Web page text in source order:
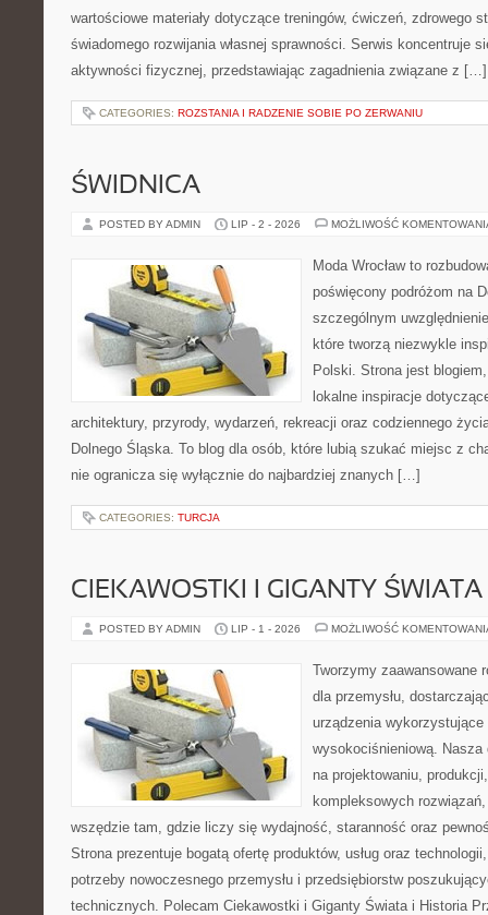
wartościowe materiały dotyczące treningów, ćwiczeń, zdrowego
świadomego rozwijania własnej sprawności. Serwis koncentruje
aktywności fizycznej, przedstawiając zagadnienia związane z […]
CATEGORIES: ROZSTANIA I RADZENIE SOBIE PO ZERWANIU
ŚWIDNICA
POSTED BY ADMIN LIP - 2 - 2026 MOŻLIWOŚĆ
Moda Wrocław to
poświęcony podróżom na
szczególnym
które tworzą niezwykle
Polski. Strona jest
lokalne inspiracje
architektury, przyrody, wydarzeń, rekreacji oraz codziennego
Dolnego Śląska. To blog dla osób, które lubią szukać miejsc z
nie ogranicza się wyłącznie do najbardziej znanych […]
CATEGORIES: TURCJA
CIEKAWOSTKI I GIGANTY ŚWIATA
POSTED BY ADMIN LIP - 1 - 2026 MOŻLIWOŚĆ
Tworzymy zaawansowane
dla przemysłu,
urządzenia wykorzystujące
wysokociśnieniową. Nasza
na projektowaniu,
kompleksowych
wszędzie tam, gdzie liczy się wydajność, staranność oraz
Strona prezentuje bogatą ofertę produktów, usług oraz
potrzeby nowoczesnego przemysłu i przedsiębiorstw
technicznych. Polecam Ciekawostki i Giganty Świata i Historia